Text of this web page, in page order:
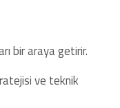
bir araya getirir.
ve teknik